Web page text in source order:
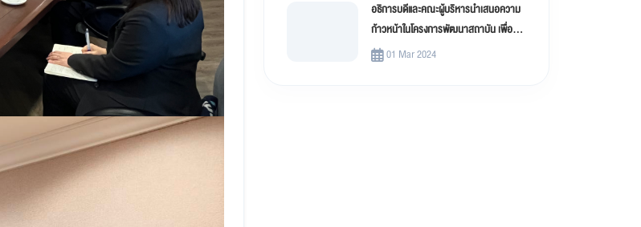
อธิการบดีและคณะผู้บริหารนำเสนอความ
ก้าวหน้าในโครงการพัฒนาสถาบัน เพื่อขับ
เคลื่อน สถาบันเทคโนโลยีไทย-ญี่ปุ่น (TNI)
01 Mar 2024